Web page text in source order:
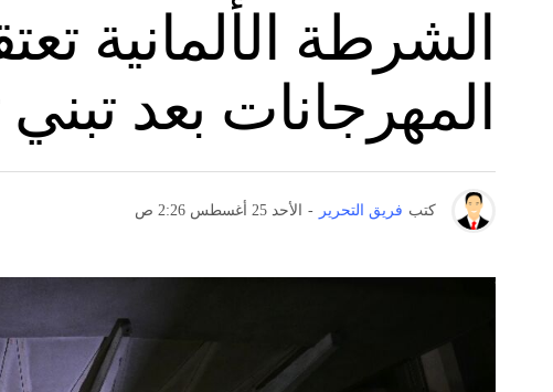
الشرطة الألمانية
المهرجانات بعد
كتب فريق التحرير - الأحد 25 أغسطس 2:26 ص